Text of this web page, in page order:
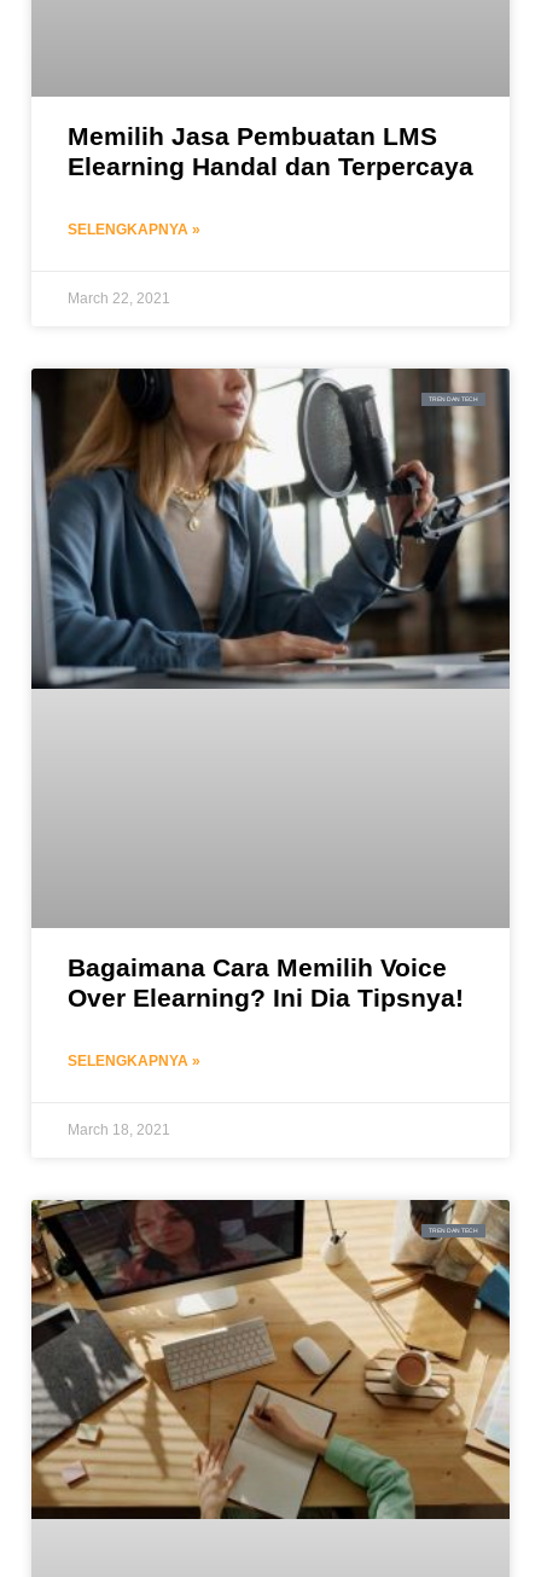
Memilih Jasa Pembuatan LMS
Elearning Handal dan Terpercaya
SELENGKAPNYA »
March 22, 2021
TREN DAN TECH
Bagaimana Cara Memilih Voice
Over Elearning? Ini Dia Tipsnya!
SELENGKAPNYA »
March 18, 2021
TREN DAN TECH